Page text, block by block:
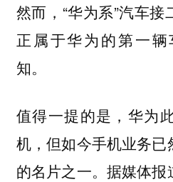
然而，“华为系”汽车
正属于华为的第一
知。
值得一提的是，华为
机，但如今手机业务
的名片之一。据媒体